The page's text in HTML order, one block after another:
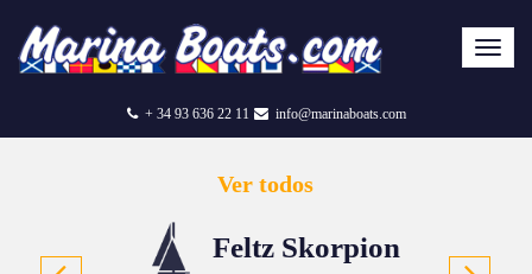
+ 34 93 636 22 11 info@marinaboats.com
Feltz Skorpion
Ver todos